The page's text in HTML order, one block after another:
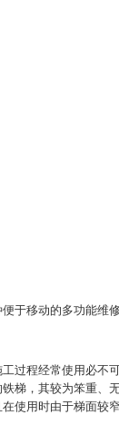
于移动的多功能维修
过程经常使用必不
梯，其较为笨重、
使用时由于梯面较